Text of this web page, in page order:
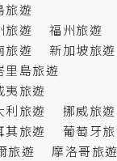
旅遊
旅遊
福州旅遊
旅遊
新加坡旅遊
里島旅遊
夷旅遊
利旅遊
挪威旅遊
其旅遊
葡萄牙
旅遊
摩洛哥旅遊